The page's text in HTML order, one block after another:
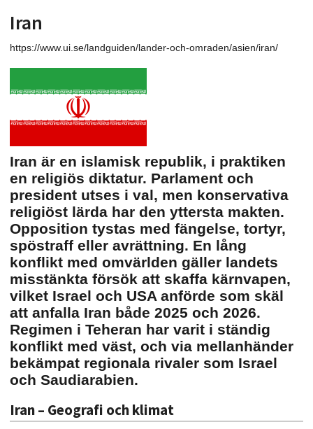
Iran
https://www.ui.se/landguiden/lander-och-omraden/asien/iran/
Iran är en islamisk republik, i praktiken
en religiös diktatur. Parlament och
president utses i val, men konservativa
religiöst lärda har den yttersta makten.
Opposition tystas med fängelse, tortyr,
spöstraff eller avrättning. En lång
konflikt med omvärlden gäller landets
misstänkta försök att skaffa kärnvapen,
vilket Israel och USA anförde som skäl
att anfalla Iran både 2025 och 2026.
Regimen i Teheran har varit i ständig
konflikt med väst, och via mellanhänder
bekämpat regionala rivaler som Israel
och Saudiarabien.
Iran – Geografi och klimat